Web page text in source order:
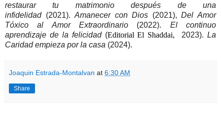
restaurar tu matrimonio después de una
infidelidad(2021).Amanecer con Dios (2021),Del Amor
Tóxico al Amor Extraordinario (2022). El continuo
aprendizaje de la felicidad(Editorial El Shaddai, 2023).La
Caridad empieza por la casa (2024).
Joaquin Estrada-Montalvan at 6:30 AM
Share